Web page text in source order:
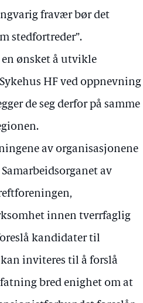
fravær bør det
stedfortreder”.
ønsket å utvikle
HF ved oppnevning
de seg derfor på samme
av organisasjonene
av
innen tverrfaglig
kandidater til
inviteres til å forslå
bred enighet om at